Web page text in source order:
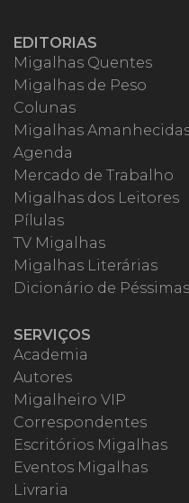
EDITORIAS
Migalhas Quentes
Migalhas de Peso
Colunas
Migalhas
Agenda
Mercado de Trabalho
Migalhas dos Leitores
Pílulas
TV Migalhas
Migalhas Literárias
Dicionário de
SERVIÇOS
Academia
Autores
Migalheiro VIP
Correspondentes
Escritórios Migalhas
Eventos Migalhas
Livraria